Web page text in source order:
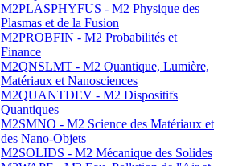
M2PLASPHYFUS - M2 Physique des
Plasmas et de la Fusion
M2PROBFIN - M2 Probabilités et
Finance
M2QNSLMT - M2 Quantique, Lumière,
Matériaux et Nanosciences
M2QUANTDEV - M2 Dispositifs
Quantiques
M2SMNO - M2 Science des Matériaux et
des Nano-Objets
M2SOLIDS - M2 Mécanique des Solides